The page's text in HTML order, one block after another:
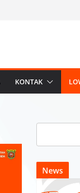
KONTAK
News